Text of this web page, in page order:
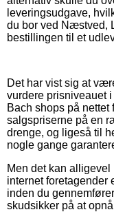
leveringsudgave,
du bor ved Næstved,
bestillingen til et
Det har vist sig at
vurdere prisniveauet
Bach shops på
salgspriserne på en
drenge, og ligeså til
nogle gange
Men det kan
internet foretagender
inden du
skudsikker på at